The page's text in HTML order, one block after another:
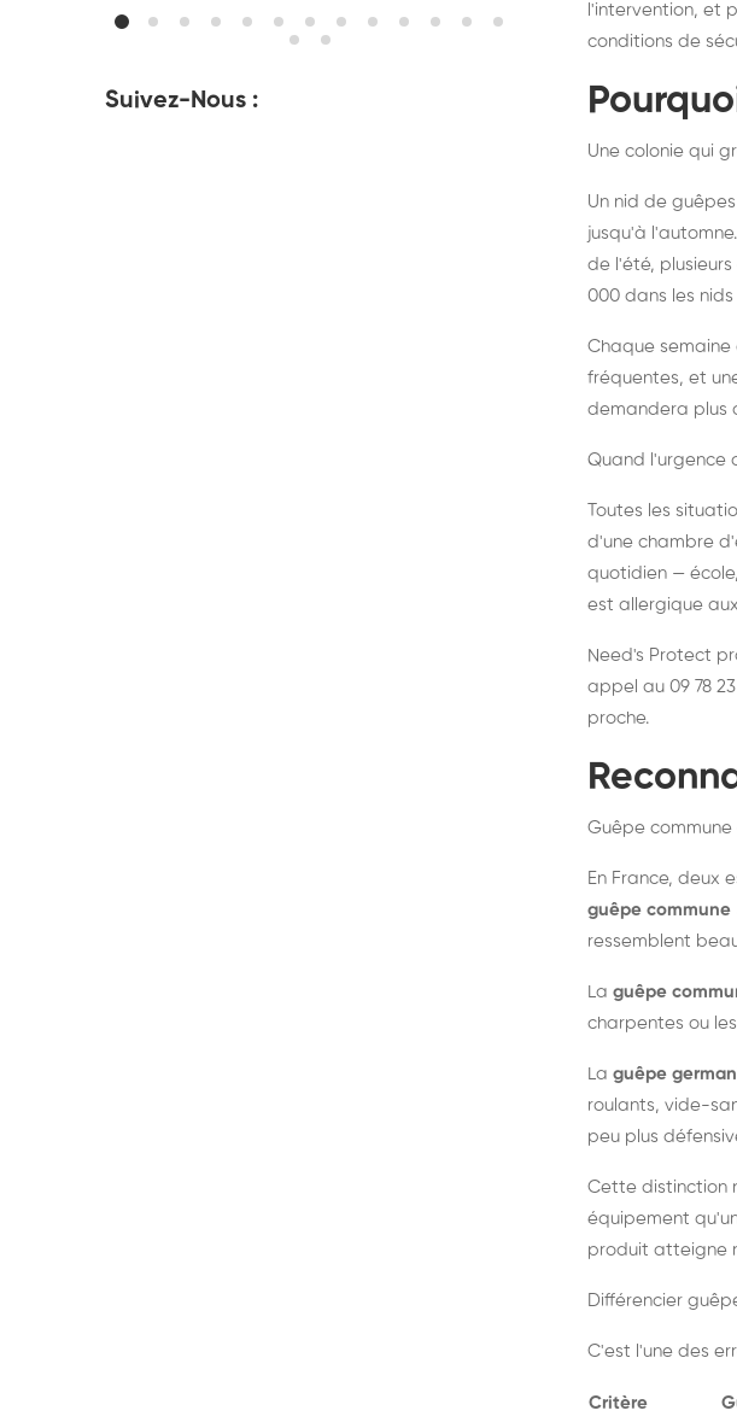
Suivez-Nous :
l'intervention, et
conditions de
Une colonie qui
Un nid de
jusqu'à
de l'été,
000 dans les
Chaque semaine
fréquentes, et
demandera plus
Quand l'urgence
Toutes les
d'une chambre
quotidien —
est allergique
Need's Protect
appel au 09 78
proche.
Guêpe
En France, deux
guêpe commune
ressemblent
La guêpe
charpentes ou
La guêpe
roulants, vide-
peu plus
Cette distinction
équipement
produit atteigne
Différencier
C'est l'une des
Critère